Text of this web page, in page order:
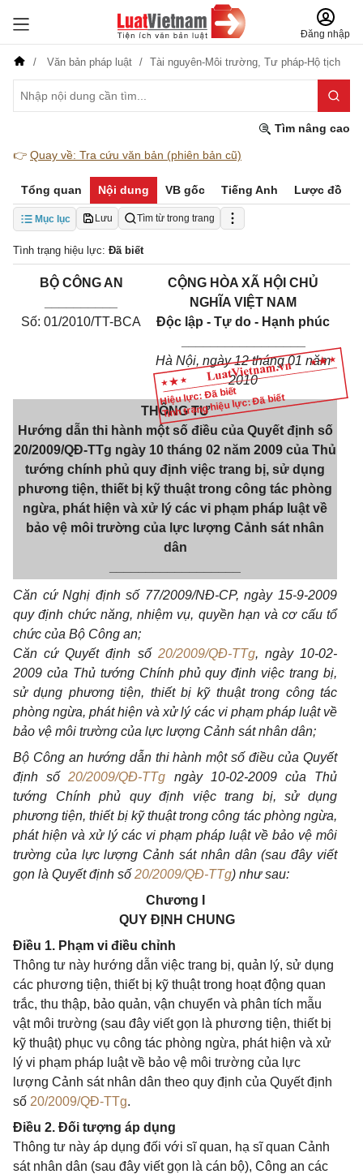
Đăng nhập
Văn bản pháp luật Tài nguyên-Môi trường, Tư pháp-Hộ tịch
Tìm nâng cao
👉 Quay về: Tra cứu văn bản (phiên bản cũ)
Tổng quan Nội dung VB gốc Tiếng Anh Lược đồ
Mục lục Lưu Tìm từ trong trang
Tình trạng hiệu lực: Đã biết
Hiệu lực: Đã biết
Tình trạng hiệu lực: Đã biết
BỘ CÔNG AN
Số: 01/2010/TT-BCA
CỘNG HÒA XÃ HỘI CHỦ
NGHĨA VIỆT NAM
Độc lập - Tự do - Hạnh phúc
Hà Nội, ngày 12 tháng 01 năm
2010
THÔNG TƯ
Hướng dẫn thi hành một số điều của Quyết định số
20/2009/QĐ-TTg ngày 10 tháng 02 năm 2009 của Thủ
tướng chính phủ quy định việc trang bị, sử dụng
phương tiện, thiết bị kỹ thuật trong công tác phòng
ngừa, phát hiện và xử lý các vi phạm pháp luật về
bảo vệ môi trường của lực lượng Cảnh sát nhân
dân
Căn cứ Nghị định số 77/2009/NĐ-CP, ngày 15-9-2009
quy định chức năng, nhiệm vụ, quyền hạn và cơ cấu tổ
chức của Bộ Công an;
Căn cứ Quyết định số 20/2009/QĐ-TTg, ngày 10-02-
2009 của Thủ tướng Chính phủ quy định việc trang bị,
sử dụng phương tiện, thiết bị kỹ thuật trong công tác
phòng ngừa, phát hiện và xử lý các vi phạm pháp luật về
bảo vệ môi trường của lực lượng Cảnh sát nhân dân;
Bộ Công an hướng dẫn thi hành một số điều của Quyết
định số20/2009/QĐ-TTg ngày 10-02-2009 của Thủ
tướng Chính phủ quy định việc trang bị, sử dụng
phương tiện, thiết bị kỹ thuật trong công tác phòng ngừa,
phát hiện và xử lý các vi phạm pháp luật về bảo vệ môi
trường của lực lượng Cảnh sát nhân dân (sau đây viết
gọn là Quyết định số 20/2009/QĐ-TTg) như sau:
Chương I
QUY ĐỊNH CHUNG
Điều 1. Phạm vi điều chỉnh
Thông tư này hướng dẫn việc trang bị, quản lý, sử dụng
các phương tiện, thiết bị kỹ thuật trong hoạt động quan
trắc, thu thập, bảo quản, vận chuyển và phân tích mẫu
vật môi trường (sau đây viết gọn là phương tiện, thiết bị
kỹ thuật) phục vụ công tác phòng ngừa, phát hiện và xử
lý vi phạm pháp luật về bảo vệ môi trường của lực
lượng Cảnh sát nhân dân theo quy định của Quyết định
số 20/2009/QĐ-TTg.
Điều 2. Đối tượng áp dụng
Thông tư này áp dụng đối với sĩ quan, hạ sĩ quan Cảnh
sát nhân dân (sau đây viết gọn là cán bộ), Công an các